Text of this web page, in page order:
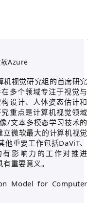
Azure
视觉研究组的首席研究
多个领域专注于视觉与
设计、人体姿态估计和
重点是计算机视觉领域
/文本多模态学习技术的
微软最大的计算机视觉
重要工作包括DaViT、
有影响力的工作对推进
重要意义。
Model for Computer